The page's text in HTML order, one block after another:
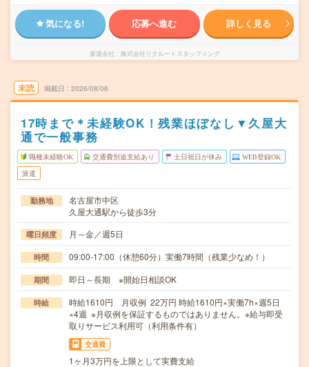
気になる! 応募へ進む 詳しく見る
派遣会社 株式会社リクルートスタッフィング
未読 掲載日 2026/08/06
17時まで＊未経験OK！残業ほぼなし▼久屋大
通で一般事務
職種未経験OK 交通費別途支給あり 土日祝日が休み WEB登録OK
派遣
勤務地
名古屋市中区
久屋大通駅から徒歩3分
曜日頻度 月～金／週5日
時間 09:00-17:00（休憩60分）実働7時間（残業少なめ！）
期間 即日～長期 ※開始日相談OK
時給
時給1610円 月収例 22万円 時給1610円×実働7h×週5日
×4週 ※月収例を保証するものではありません。※給与即受
取りサービス利用可（利用条件有）
交通費
1ヶ月3万円を上限として実費支給